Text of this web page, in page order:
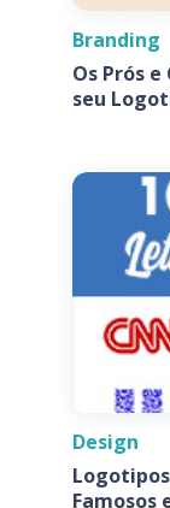
Branding
Os Prós
seu
Design
Famosos